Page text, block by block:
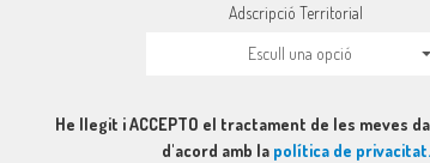
Adscripció Territorial
Escull una opció
He llegit i ACCEPTO el tractament de les meves
d'acord amb la política de privacitat.